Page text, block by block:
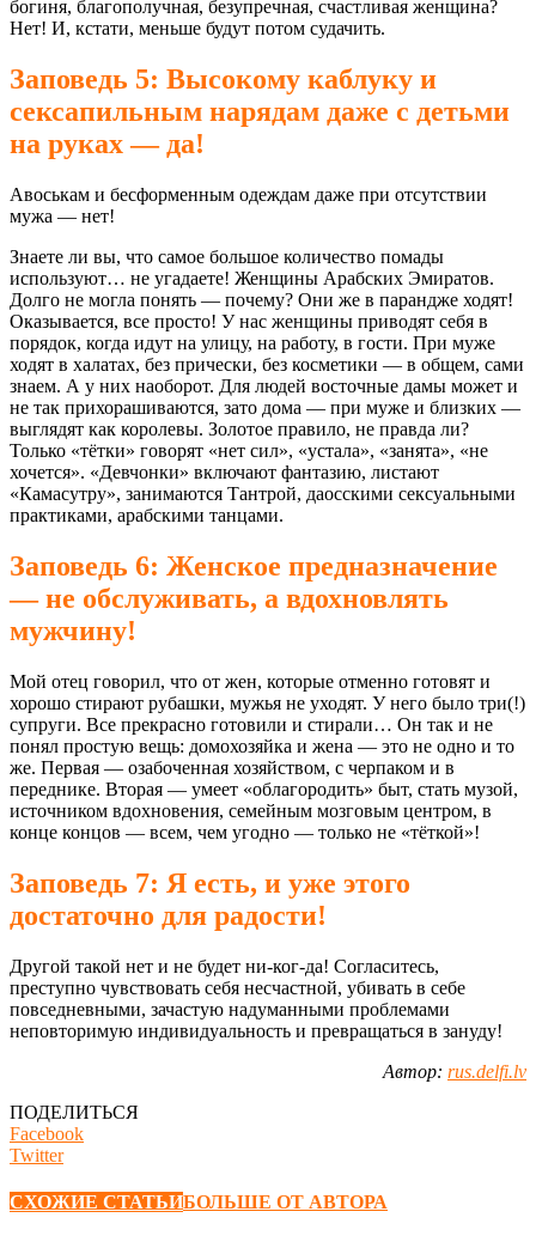
богиня, благополучная, безупречная, счастливая женщина?
Нет! И, кстати, меньше будут потом судачить.
Заповедь 5: Высокому каблуку и
сексапильным нарядам даже с детьми
на руках — да!
Авоськам и бесформенным одеждам даже при отсутствии
мужа — нет!
Знаете ли вы, что самое большое количество помады
используют… не угадаете! Женщины Арабских Эмиратов.
Долго не могла понять — почему? Они же в парандже ходят!
Оказывается, все просто! У нас женщины приводят себя в
порядок, когда идут на улицу, на работу, в гости. При муже
ходят в халатах, без прически, без косметики — в общем, сами
знаем. А у них наоборот. Для людей восточные дамы может и
не так прихорашиваются, зато дома — при муже и близких —
выглядят как королевы. Золотое правило, не правда ли?
Только «тётки» говорят «нет сил», «устала», «занята», «не
хочется». «Девчонки» включают фантазию, листают
«Камасутру», занимаются Тантрой, даосскими сексуальными
практиками, арабскими танцами.
Заповедь 6: Женское предназначение
— не обслуживать, а вдохновлять
мужчину!
Мой отец говорил, что от жен, которые отменно готовят и
хорошо стирают рубашки, мужья не уходят. У него было три(!)
супруги. Все прекрасно готовили и стирали… Он так и не
понял простую вещь: домохозяйка и жена — это не одно и то
же. Первая — озабоченная хозяйством, с черпаком и в
переднике. Вторая — умеет «облагородить» быт, стать музой,
источником вдохновения, семейным мозговым центром, в
конце концов — всем, чем угодно — только не «тёткой»!
Заповедь 7: Я есть, и уже этого
достаточно для радости!
Другой такой нет и не будет ни-ког-да! Согласитесь,
преступно чувствовать себя несчастной, убивать в себе
повседневными, зачастую надуманными проблемами
неповторимую индивидуальность и превращаться в зануду!
Автор: rus.delfi.lv
ПОДЕЛИТЬСЯ
Facebook
Twitter
СХОЖИЕ СТАТЬИБОЛЬШЕ ОТ АВТОРА